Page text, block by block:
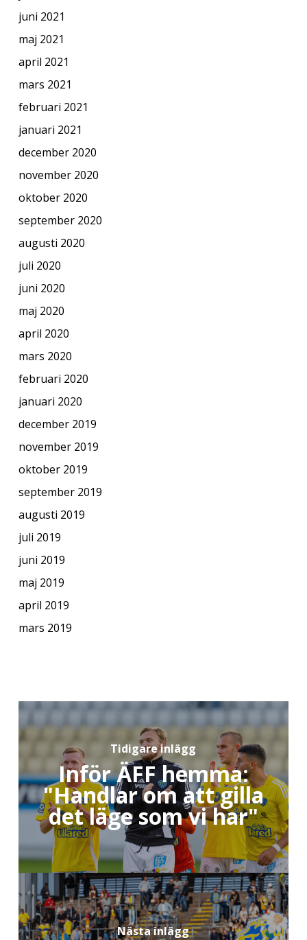
juni 2021
maj 2021
april 2021
mars 2021
februari 2021
januari 2021
december 2020
november 2020
oktober 2020
september 2020
augusti 2020
juli 2020
juni 2020
maj 2020
april 2020
mars 2020
februari 2020
januari 2020
december 2019
november 2019
oktober 2019
september 2019
augusti 2019
juli 2019
juni 2019
maj 2019
april 2019
mars 2019
Tidigare inlägg
Inför ÄFF hemma:
"Handlar om att gilla
det läge som vi har"
Nästa inlägg